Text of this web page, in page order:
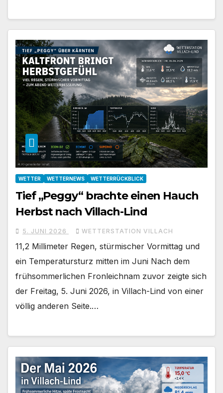
WETTER WETTERNEWS WETTERRÜCKBLICK
Tief „Peggy“ brachte einen Hauch
Herbst nach Villach-Lind
5. JUNI 2026 WETTERSTATION VILLACH
11,2 Millimeter Regen, stürmischer Vormittag und
ein Temperatursturz mitten im Juni Nach dem
frühsommerlichen Fronleichnam zuvor zeigte sich
der Freitag, 5. Juni 2026, in Villach-Lind von einer
völlig anderen Seite.…